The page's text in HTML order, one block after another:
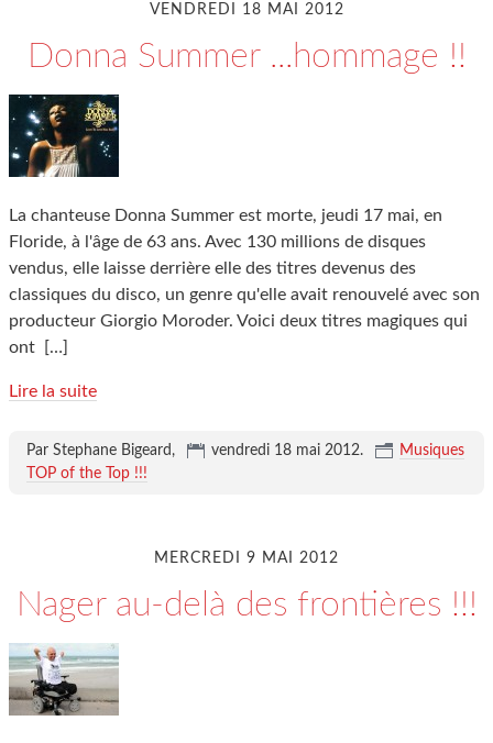
VENDREDI 18 MAI 2012
Donna Summer ...hommage !!
La chanteuse Donna Summer est morte, jeudi 17 mai, en
Floride, à l'âge de 63 ans. Avec 130 millions de disques
vendus, elle laisse derrière elle des titres devenus des
classiques du disco, un genre qu'elle avait renouvelé avec son
producteur Giorgio Moroder. Voici deux titres magiques qui
ont
[…]
Lire la suite
Par Stephane Bigeard, vendredi 18 mai 2012.
Musiques
TOP of the Top !!!
MERCREDI 9 MAI 2012
Nager au-delà des frontières !!!